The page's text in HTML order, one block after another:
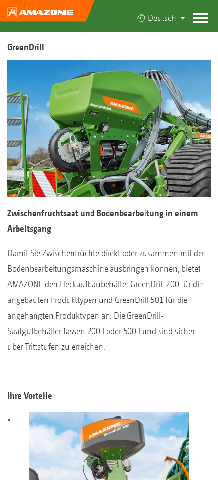
Deutsch
GreenDrill
Zwischenfruchtsaat und Bodenbearbeitung in einem
Arbeitsgang
Damit Sie Zwischenfrüchte direkt oder zusammen mit der
Bodenbearbeitungsmaschine ausbringen können, bietet
AMAZONE den Heckaufbaubehälter GreenDrill 200 für die
angebauten Produkttypen und GreenDrill 501 für die
angehängten Produktypen an. Die GreenDrill-
Saatgutbehälter fassen 200 l oder 500 l und sind sicher
über Trittstufen zu erreichen.
Ihre Vorteile